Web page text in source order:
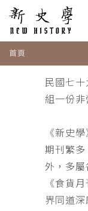
首頁
民國七
組一份
《新史
期刊繁
外，多
《食貨
界同道